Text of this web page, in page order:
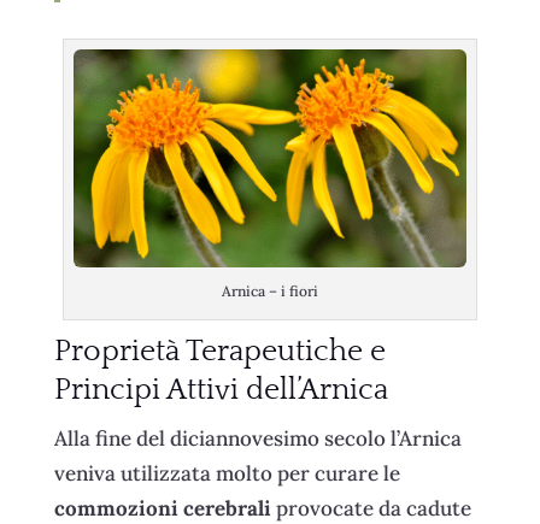
Arnica – i fiori
Proprietà Terapeutiche e
Principi Attivi dell’Arnica
Alla fine del diciannovesimo secolo l’Arnica
veniva utilizzata molto per curare le
commozioni cerebraliprovocate da cadute